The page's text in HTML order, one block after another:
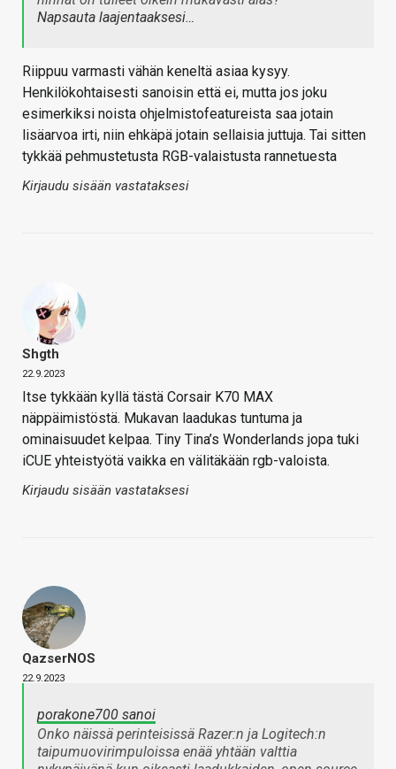
Napsauta laajentaaksesi…
Riippuu varmasti vähän keneltä asiaa kysyy.
Henkilökohtaisesti sanoisin että ei, mutta jos joku
esimerkiksi noista ohjelmistofeatureista saa jotain
lisäarvoa irti, niin ehkäpä jotain sellaisia juttuja. Tai sitten
tykkää pehmustetusta RGB-valaistusta rannetuesta
Kirjaudu sisään vastataksesi
Shgth
22.9.2023
Itse tykkään kyllä tästä Corsair K70 MAX
näppäimistöstä. Mukavan laadukas tuntuma ja
ominaisuudet kelpaa. Tiny Tina’s Wonderlands jopa tuki
iCUE yhteistyötä vaikka en välitäkään rgb-valoista.
Kirjaudu sisään vastataksesi
QazserNOS
22.9.2023
porakone700 sanoi
Onko näissä perinteisissä Razer:n ja Logitech:n
taipumuovirimpuloissa enää yhtään valttia